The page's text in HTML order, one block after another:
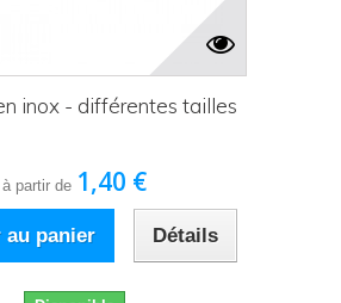
inox - différentes tailles
à partir de 1,40 €
panier Détails